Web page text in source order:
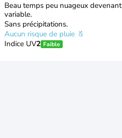
Beau temps peu nuageux devenant
variable.
Sans précipitations.
Aucun risque de pluie
Indice UV2 Faible